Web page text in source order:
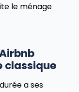
le ménage
classique
a ses